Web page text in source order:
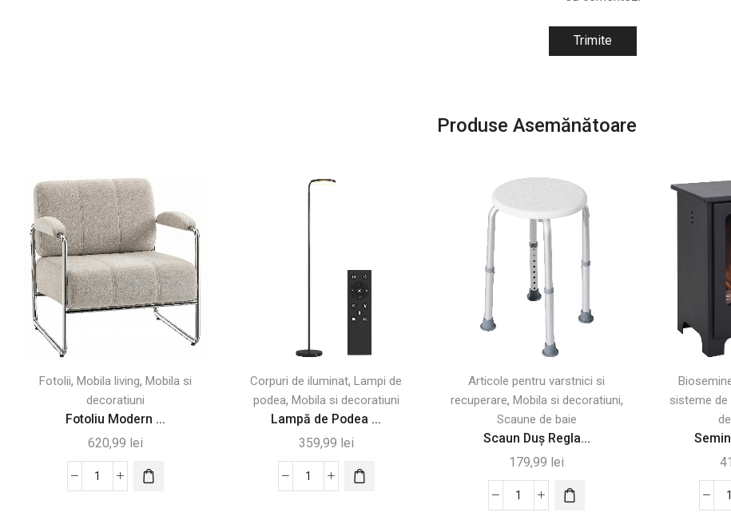
Produse Asemănătoare
Fotolii,Mobila living,Mobila si
decoratiuni
Fotoliu Modern ...
620,99 lei
Cantitate
Corpuri de iluminat,Lampi de
podea, Mobila si decoratiuni
Lampă de Podea ...
359,99 lei
Cantitate
Articole pentru varstnici si
recuperare, Mobila si decoratiuni,
Scaune de baie
Scaun Duș Regla...
179,99 lei
Cantitate
sisteme de